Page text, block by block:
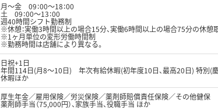
月～金 09：00～18：00
土 09：00～13：00
週40時間シフト勤務制
※休憩：実働3時間以上の場合15分、実働6時間以上の場合75分の休憩
※1ヶ月単位の変形労働時間制
※勤務時間は店舗により異なる。
日祝+1日
年間114日(月8～10日) 年次有給休暇(初年度10日、最高20日) 特別(慶
休暇ほか
厚生年金／雇用保険／労災保険／薬剤師賠償責任保険／その他健保
薬剤師手当（75,000円）、家族手当、役職手当 ほか